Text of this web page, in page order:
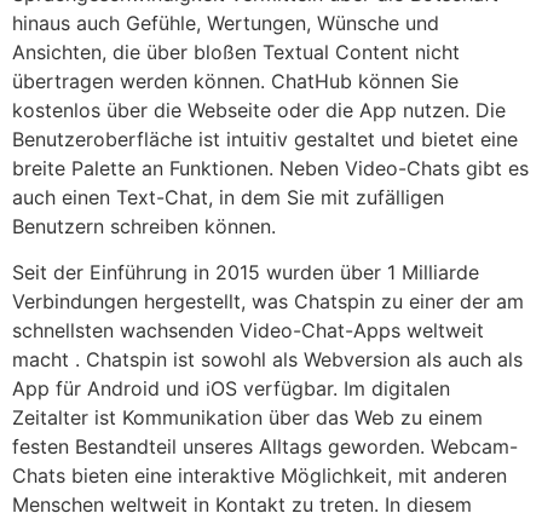
hinaus auch Gefühle, Wertungen, Wünsche und
Ansichten, die über bloßen Textual Content nicht
übertragen werden können. ChatHub können Sie
kostenlos über die Webseite oder die App nutzen. Die
Benutzeroberfläche ist intuitiv gestaltet und bietet eine
breite Palette an Funktionen. Neben Video-Chats gibt es
auch einen Text-Chat, in dem Sie mit zufälligen
Benutzern schreiben können.
Seit der Einführung in 2015 wurden über 1 Milliarde
Verbindungen hergestellt, was Chatspin zu einer der am
schnellsten wachsenden Video-Chat-Apps weltweit
macht . Chatspin ist sowohl als Webversion als auch als
App für Android und iOS verfügbar. Im digitalen
Zeitalter ist Kommunikation über das Web zu einem
festen Bestandteil unseres Alltags geworden. Webcam-
Chats bieten eine interaktive Möglichkeit, mit anderen
Menschen weltweit in Kontakt zu treten. In diesem